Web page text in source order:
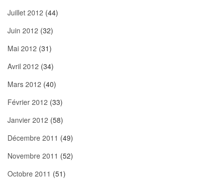
Juillet 2012 (44)
Juin 2012 (32)
Mai 2012 (31)
Avril 2012 (34)
Mars 2012 (40)
Février 2012 (33)
Janvier 2012 (58)
Décembre 2011 (49)
Novembre 2011 (52)
Octobre 2011 (51)